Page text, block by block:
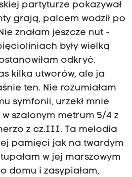
partyturze pokazywał
grają, palcem wodził po
znałam jeszcze nut -
były wielką
odkryć.
kilka utworów, ale ja
ten. Nie rozumiałam
symfonii, urzekł mnie
szalonym metrum 5/4 z
z cz.III. Ta melodia
pamięci jak na twardym
w jej marszowym
domu i zasypiałam,